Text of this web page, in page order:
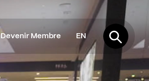
Devenir Membre EN